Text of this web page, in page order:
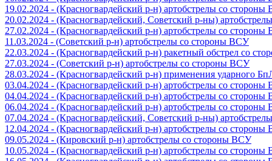
19.02.2024 - (Красногвардейский р-н) артобстрелы со
20.02.2024 - (Красногвардейский, Советский р-ны)
27.02.2024 - (Красногвардейский р-н) артобстрелы со
11.03.2024 - (Советский р-н) артобстрелы со стороны ВСУ
22.03.2024 - (Красногвардейский р-н) ракетный обстрел со
27.03.2024 - (Советский р-н) артобстрелы со стороны ВСУ
28.03.2024 - (Красногвардейский р-н) применения ударного
03.04.2024 - (Красногвардейский р-н) артобстрелы со
04.04.2024 - (Красногвардейский р-н) артобстрелы со
06.04.2024 - (Красногвардейский р-н) артобстрелы со
07.04.2024 - (Красногвардейский, Советский р-ны)
12.04.2024 - (Красногвардейский р-н) артобстрелы со
09.05.2024 - (Кировский р-н) артобстрелы со стороны ВСУ
10.05.2024 - (Красногвардейский р-н) артобстрелы со